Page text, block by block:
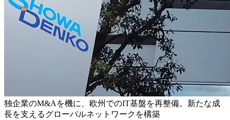
独企業のM&Aを機に、欧州でのIT基盤を再整備。新たな成
長を支えるグローバルネットワークを構築